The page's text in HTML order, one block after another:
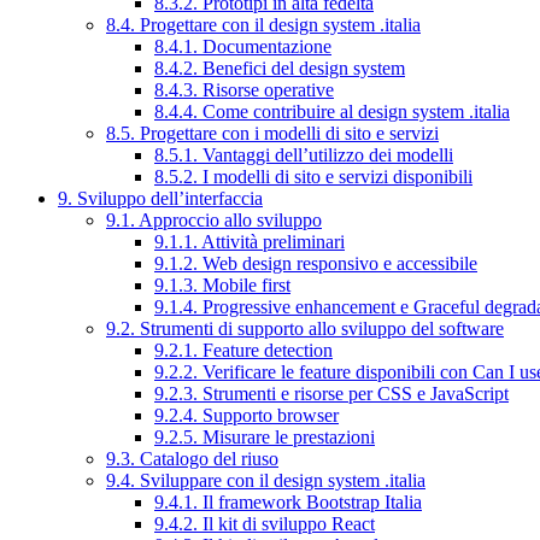
8.4. Progettare con il design system .italia
8.4.1. Documentazione
8.4.2. Benefici del design system
8.4.3. Risorse operative
8.4.4. Come contribuire al design system .italia
8.5. Progettare con i modelli di sito e servizi
8.5.1. Vantaggi dell’utilizzo dei modelli
8.5.2. I modelli di sito e servizi disponibili
9. Sviluppo dell’interfaccia
9.1. Approccio allo sviluppo
9.1.1. Attività preliminari
9.1.2. Web design responsivo e accessibile
9.1.3. Mobile first
9.1.4. Progressive enhancement e Graceful
9.2. Strumenti di supporto allo sviluppo del software
9.2.1. Feature detection
9.2.2. Verificare le feature disponibili con Can I
9.2.3. Strumenti e risorse per CSS e JavaScript
9.2.4. Supporto browser
9.2.5. Misurare le prestazioni
9.3. Catalogo del riuso
9.4. Sviluppare con il design system .italia
9.4.1. Il framework Bootstrap Italia
9.4.2. Il kit di sviluppo React